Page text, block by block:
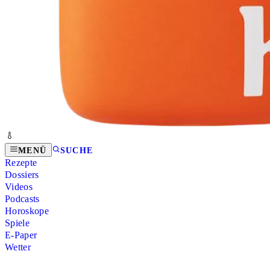
MENÜ SUCHE
Rezepte
Dossiers
Videos
Podcasts
Horoskope
Spiele
E-Paper
Wetter